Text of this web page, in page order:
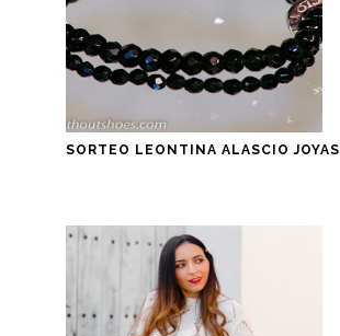
SORTEO LEONTINA ALASCIO JOYAS